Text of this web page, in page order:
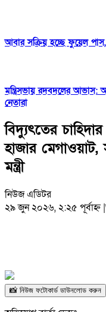
আবার সক্রিয় হচ্ছে ফুয়েল
মন্ত্রিসভায় রদবদলের
নেতারা
বিদ্যুৎতের
হাজার
মন্ত্রী
নিউজ এডিটর
২৯ জুন ২০২৬, ২:২৫ পূর্বাহ্ন|
📸 নিউজ ফটোকার্ড ডাউনলোড করুন